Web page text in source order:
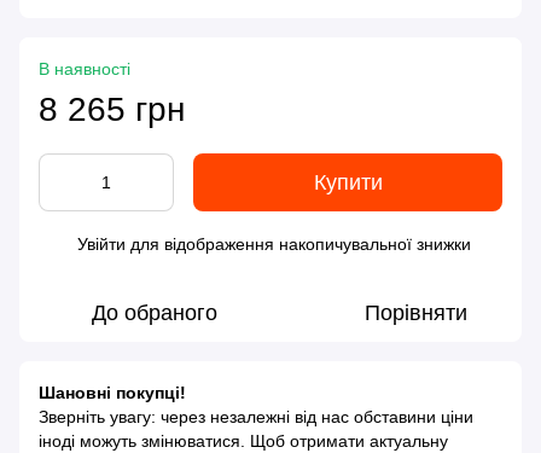
В наявності
8 265 грн
Купити
Увійти для відображення накопичувальної знижки
До обраного Порівняти
Шановні покупці!
Зверніть увагу: через незалежні від нас обставини ціни
іноді можуть змінюватися. Щоб отримати актуальну